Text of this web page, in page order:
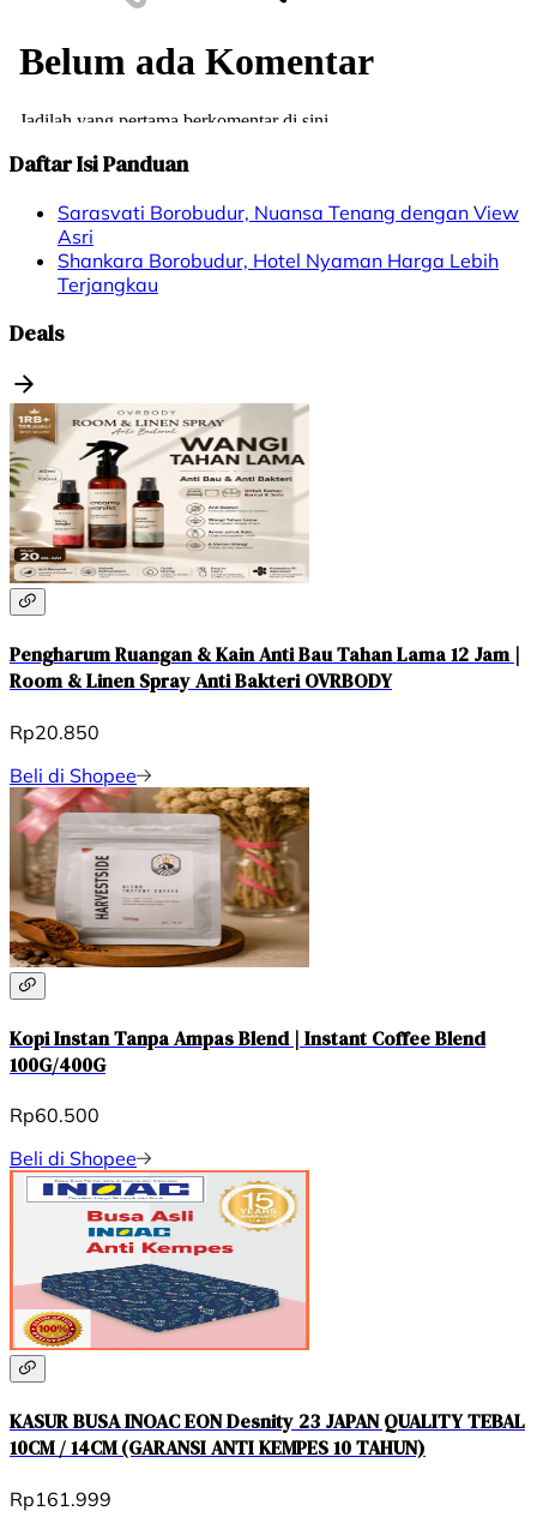
Daftar Isi Panduan
Sarasvati Borobudur, Nuansa Tenang dengan View
Asri
Shankara Borobudur, Hotel Nyaman Harga Lebih
Terjangkau
Deals
Pengharum Ruangan & Kain Anti Bau Tahan Lama 12 Jam |
Room & Linen Spray Anti Bakteri OVRBODY
Rp20.850
Beli di Shopee
Kopi Instan Tanpa Ampas Blend | Instant Coffee Blend
100G/400G
Rp60.500
Beli di Shopee
KASUR BUSA INOAC EON Desnity 23 JAPAN QUALITY TEBAL
10CM / 14CM (GARANSI ANTI KEMPES 10 TAHUN)
Rp161.999